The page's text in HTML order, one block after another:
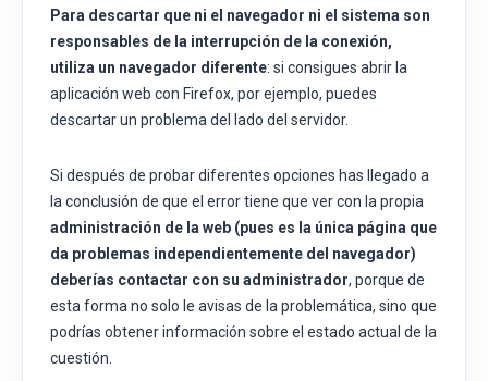
Para descartar que ni el navegador ni el sistema son
responsables de la interrupción de la conexión,
utiliza un navegador diferente: si consigues abrir la
aplicación web con Firefox, por ejemplo, puedes
descartar un problema del lado del servidor.
Si después de probar diferentes opciones has llegado a
la conclusión de que el error tiene que ver con la propia
administración de la web (pues es la única página que
da problemas independientemente del navegador)
deberías contactar con su administrador, porque de
esta forma no solo le avisas de la problemática, sino que
podrías obtener información sobre el estado actual de la
cuestión.